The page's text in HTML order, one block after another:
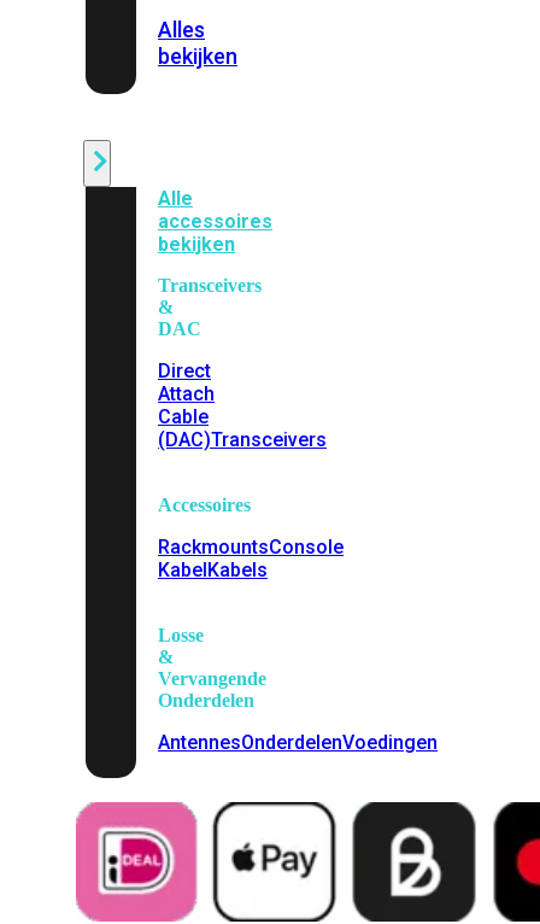
Alles
bekijken
Alle
accessoires
bekijken
Transceivers
&
DAC
Direct
Attach
Cable
(DAC)Transceivers
Accessoires
RackmountsConsole
KabelKabels
Losse
&
Vervangende
Onderdelen
AntennesOnderdelenVoedingen